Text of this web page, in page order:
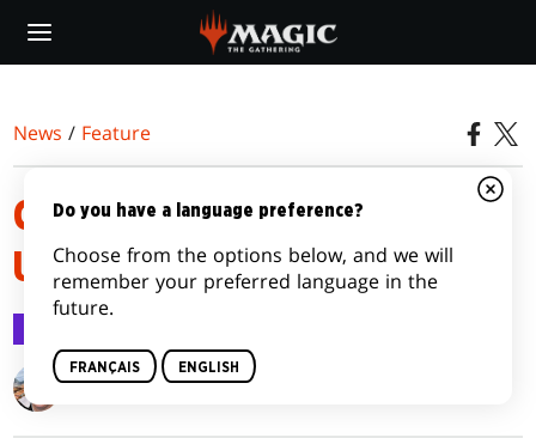
main
News / Feature
COLLECTIONNER DOMINARIA
UNITED
Mike Turian
Do you have a language preference?
Choose from the options below, and we will
remember your preferred language in the
future.
FRANÇAIS ENGLISH